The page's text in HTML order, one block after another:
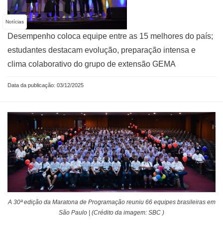
Notícias
Desempenho coloca equipe entre as 15 melhores do país;
estudantes destacam evolução, preparação intensa e
clima colaborativo do grupo de extensão GEMA
Data da publicação: 03/12/2025
A 30ª edição da Maratona de Programação reuniu 66 equipes brasileiras em
São Paulo | (Crédito da imagem: SBC )